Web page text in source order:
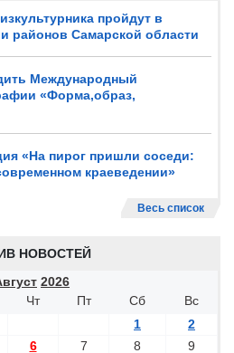
пройдут в
районов Самарской области
Международный
«Форма,образ,
«На пирог пришли соседи:
краеведении»
Весь список
НОВОСТЕЙ
2026
Чт Пт Сб
Вс
1
2
6 7 8 9